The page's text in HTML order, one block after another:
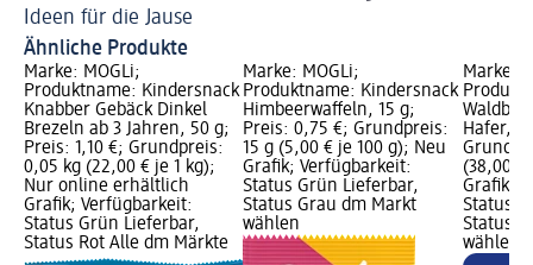
Ideen für die Jause
Ähnliche Produkte
Marke: MOGLi;
Produktname: Kindersnack
Knabber Gebäck Dinkel
Brezeln ab 3 Jahren, 50 g;
Preis: 1,10 €; Grundpreis:
0,05 kg (22,00 € je 1 kg);
Nur online erhältlich
Grafik; Verfügbarkeit:
Status Grün Lieferbar,
Status Rot Alle dm Märkte
Marke: MOGLi;
Produktname: Kindersnack
Himbeerwaffeln, 15 g;
Preis: 0,75 €; Grundpreis:
15 g (5,00 € je 100 g); Neu
Grafik; Verfügbarkeit:
Status Grün Lieferbar,
Status Grau dm Markt
wählen
Marke:
Hafer,
(38,00 €
Grafik;
Status
Status
wählen